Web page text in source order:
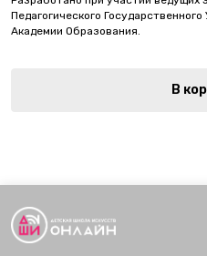
Педагогического
Академии Образования.
В